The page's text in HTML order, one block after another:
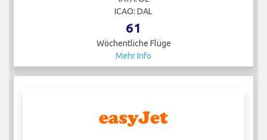
ICAO: DAL
61
Wöchentliche Flüge
Mehr Info